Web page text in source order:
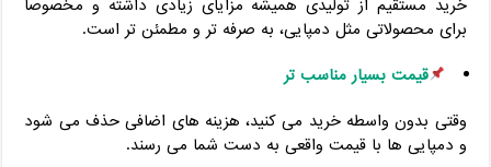
خرید مستقیم از تولیدی همیشه مزایای زیادی داشته و مخصوصا
برای محصولاتی مثل دمپایی، به‌ صرفه‌ تر و مطمئن ‌تر است.
قیمت بسیار مناسب‌ تر
وقتی بدون واسطه خرید می‌ کنید، هزینه‌ های اضافی حذف می ‌شود
و دمپایی ‌ها با قیمت واقعی به دست شما می ‌رسند.